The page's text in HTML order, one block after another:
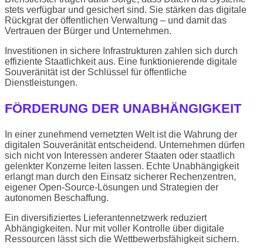
stets verfügbar und gesichert sind. Sie stärken das digitale
Rückgrat der öffentlichen Verwaltung – und damit das
Vertrauen der Bürger und Unternehmen.
Investitionen in sichere Infrastrukturen zahlen sich durch
effiziente Staatlichkeit aus. Eine funktionierende digitale
Souveränität ist der Schlüssel für öffentliche
Dienstleistungen.
FÖRDERUNG DER UNABHÄNGIGKEIT
In einer zunehmend vernetzten Welt ist die Wahrung der
digitalen Souveränität entscheidend. Unternehmen dürfen
sich nicht von Interessen anderer Staaten oder staatlich
gelenkter Konzerne leiten lassen. Echte Unabhängigkeit
erlangt man durch den Einsatz sicherer Rechenzentren,
eigener Open-Source-Lösungen und Strategien der
autonomen Beschaffung.
Ein diversifiziertes Lieferantennetzwerk reduziert
Abhängigkeiten. Nur mit voller Kontrolle über digitale
Ressourcen lässt sich die Wettbewerbsfähigkeit sichern.